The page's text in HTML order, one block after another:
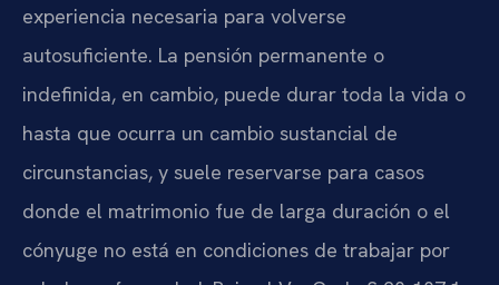
experiencia necesaria para volverse
autosuficiente. La pensión permanente o
indefinida, en cambio, puede durar toda la vida o
hasta que ocurra un cambio sustancial de
circunstancias, y suele reservarse para casos
donde el matrimonio fue de larga duración o el
cónyuge no está en condiciones de trabajar por